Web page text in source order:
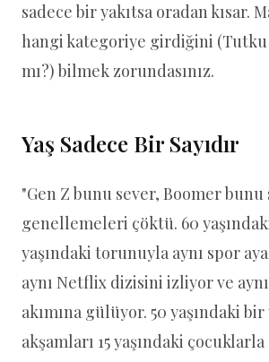
sadece bir yakıtsa oradan kısar.
hangi kategoriye girdiğini
mı?) bilmek zorundasınız.
Yaş Sadece Bir Sayıdır
"Gen Z bunu sever, Boomer bunu
genellemeleri çöktü. 60
yaşındaki torunuyla aynı spor
aynı Netflix dizisini izliyor ve
akımına gülüyor. 50 yaşındaki
akşamları 15 yaşındaki